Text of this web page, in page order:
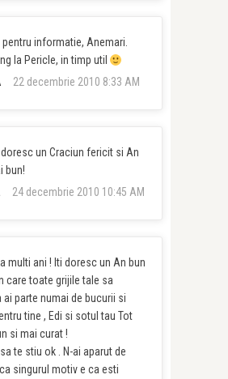
informatie, Anemari.
la Pericle, in timp util
22 decembrie 2010 8:33 AM
un Craciun fericit si An
bun!
24 decembrie 2010 10:45 AM
multi ani ! Iti doresc un An bun
care toate grijile tale sa
ai parte numai de bucurii si
tine , Edi si sotul tau Tot
si mai curat !
te stiu ok . N-ai aparut de
singurul motiv e ca esti